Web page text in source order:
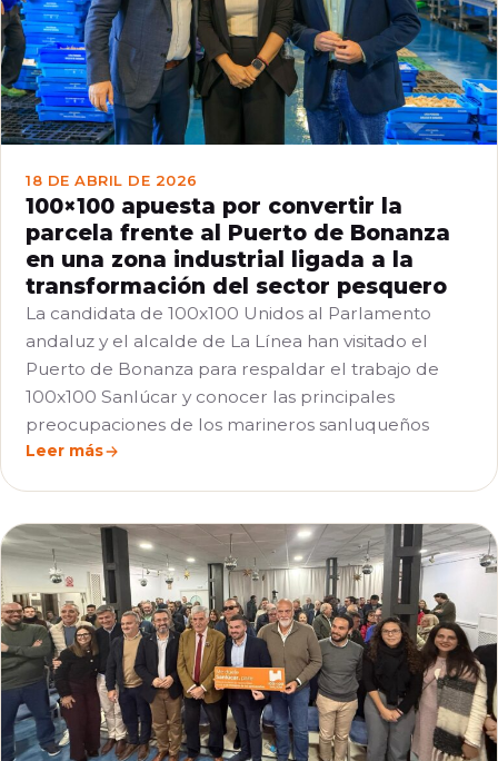
18 DE ABRIL DE 2026
100×100 apuesta por convertir la
parcela frente al Puerto de Bonanza
en una zona industrial ligada a la
transformación del sector pesquero
La candidata de 100x100 Unidos al Parlamento
andaluz y el alcalde de La Línea han visitado el
Puerto de Bonanza para respaldar el trabajo de
100x100 Sanlúcar y conocer las principales
preocupaciones de los marineros sanluqueños
Leer más